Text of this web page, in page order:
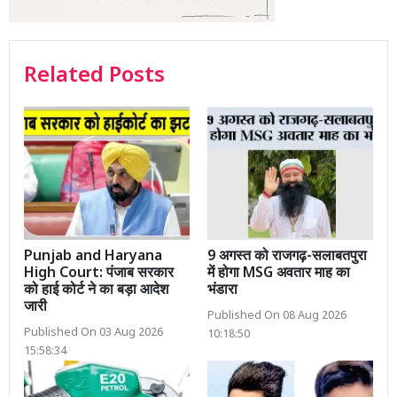
Related Posts
Punjab and Haryana
High Court: पंजाब सरकार
को हाई कोर्ट ने का बड़ा आदेश
जारी
Published On 03 Aug 2026
15:58:34
9 अगस्त को राजगढ़-सलाबतपुरा
में होगा MSG अवतार माह का
भंडारा
Published On 08 Aug 2026
10:18:50